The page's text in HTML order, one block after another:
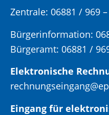
Zentrale: 06881 / 969
Bürgerinformation:
Bürgeramt: 06881 /
Elektronische
Eingang für